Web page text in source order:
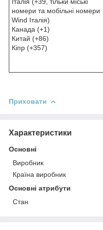
номери та мобільні номери
Wind Італія)
Канада (+1)
Китай (+86)
Кіпр (+357)
Приховати
Характеристики
Основні
Виробник
Країна виробник
Основні атрибути
Стан